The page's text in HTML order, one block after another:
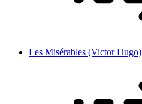
Les Misérables (Victor Hugo)